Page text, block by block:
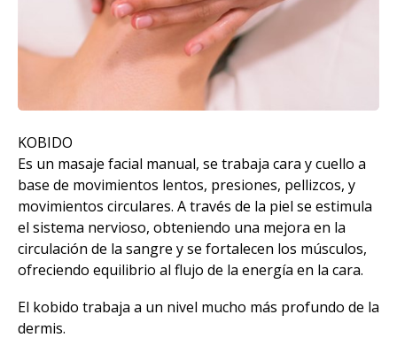
KOBIDO
Es un masaje facial manual, se trabaja cara y cuello a
base de movimientos lentos, presiones, pellizcos, y
movimientos circulares. A través de la piel se estimula
el sistema nervioso, obteniendo una mejora en la
circulación de la sangre y se fortalecen los músculos,
ofreciendo equilibrio al flujo de la energía en la cara.
El kobido trabaja a un nivel mucho más profundo de la
dermis.